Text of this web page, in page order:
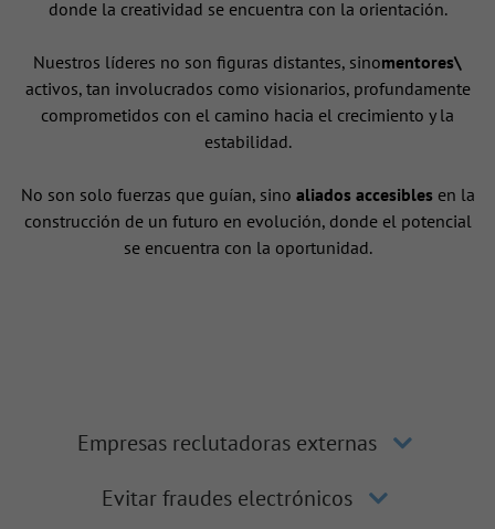
donde la creatividad se encuentra con la orientación.
Nuestros líderes no son figuras distantes, sinomentores\
activos, tan involucrados como visionarios, profundamente
comprometidos con el camino hacia el crecimiento y la
estabilidad.
No son solo fuerzas que guían, sino aliados accesiblesen la
construcción de un futuro en evolución, donde el potencial
se encuentra con la oportunidad.
Empresas reclutadoras externas
Evitar fraudes electrónicos